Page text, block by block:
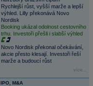
Rychlejší růst, vyšší marže a lepší
výhled. Lilly překonává Novo
Nordisk
Booking ukázal odolnost cestovního
trhu. Investoři přešli i slabší výhled
Novo Nordisk překonal očekávání,
akcie přesto klesají. Investoři řeší
marže a budoucí růst
více...
IPO, M&A